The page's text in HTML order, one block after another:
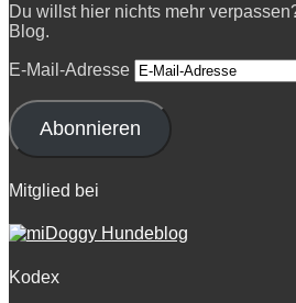
Du willst hier nichts mehr
Blog.
E-Mail-Adresse
Abonnieren
Mitglied bei
Kodex